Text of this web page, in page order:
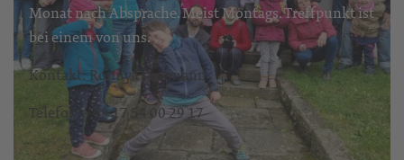
Monat nach Absprache. Meist Montags. Treffpunkt ist
bei einem von uns.
Kontakt: Ronny Hausmann
Telefon: +49 17 54 00 29 17